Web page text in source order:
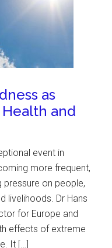
as
and
event in
more frequent,
pressure on people,
livelihoods. Dr Hans
for Europe and
effects of extreme
It […]